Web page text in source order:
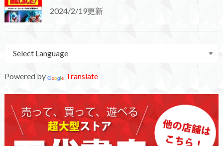
2024/2/19更新
Powered by Translate